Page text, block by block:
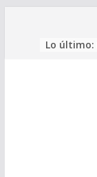
Lo último: